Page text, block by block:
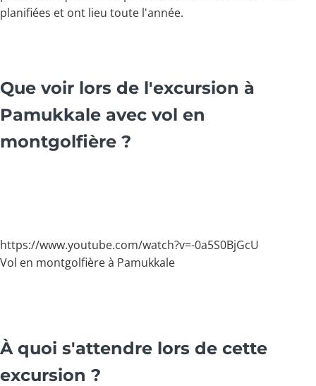
planifiées et ont lieu toute l'année.
Que voir lors de l'excursion à
Pamukkale avec vol en
montgolfière ?
https://www.youtube.com/watch?v=-0a5S0BjGcU
Vol en montgolfière à Pamukkale
À quoi s'attendre lors de cette
excursion ?